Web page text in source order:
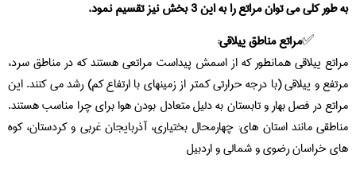
به طور کلی می توان مراتع را به این 3 بخش نیز تقسیم نمود.
مراتع مناطق ييلاقی:
مراتع ييلاقی همانطور که از اسمش پیداست مراتعی هستند که در مناطق سرد،
مرتفع و ییلاقی (با درجه حرارتی کمتر از زمينهای با ارتفاع کم) رشد می کنند. این
مراتع در فصل بهار و تابستان به دلیل متعادل بودن هوا برای چرا مناسب هستند.
مناطقی مانند استان های: چهارمحال بختياری، آذربايجان غربی و کردستان، کوه
های خراسان رضوی و شمالی و اردبیل